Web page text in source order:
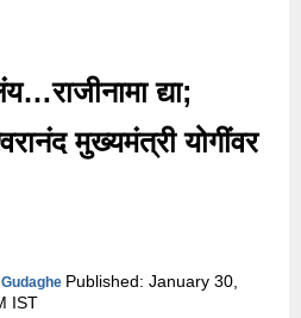
द्या;
मुख्यमंत्री योगींवर
Published: January 30,
IST